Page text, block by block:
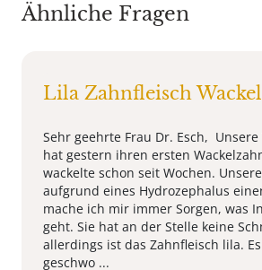
Ähnliche Fragen
Lila Zahnfleisch
Sehr geehrte Frau Dr. Esch, Unsere
hat gestern ihren ersten
wackelte schon seit Wochen.
aufgrund eines Hydrozephalus
mache ich mir immer Sorgen, was
geht. Sie hat an der Stelle keine
allerdings ist das Zahnfleisch lila.
geschwo ...